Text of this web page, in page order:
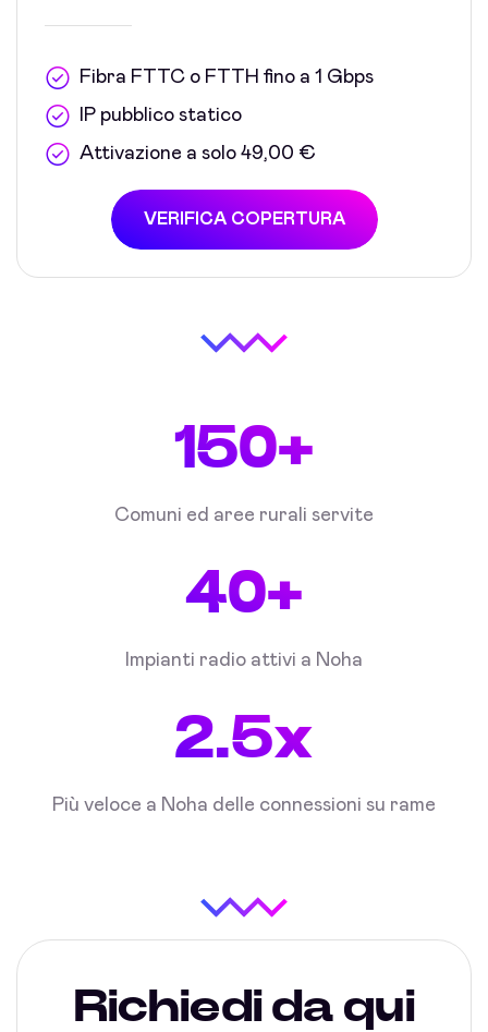
Fibra FTTC o FTTH fino a 1 Gbps
IP pubblico statico
Attivazione a solo 49,00 €
VERIFICA COPERTURA
150+
Comuni ed aree rurali servite
40+
Impianti radio attivi a Noha
2.5x
Più veloce a Noha delle connessioni su rame
Richiedi da qui